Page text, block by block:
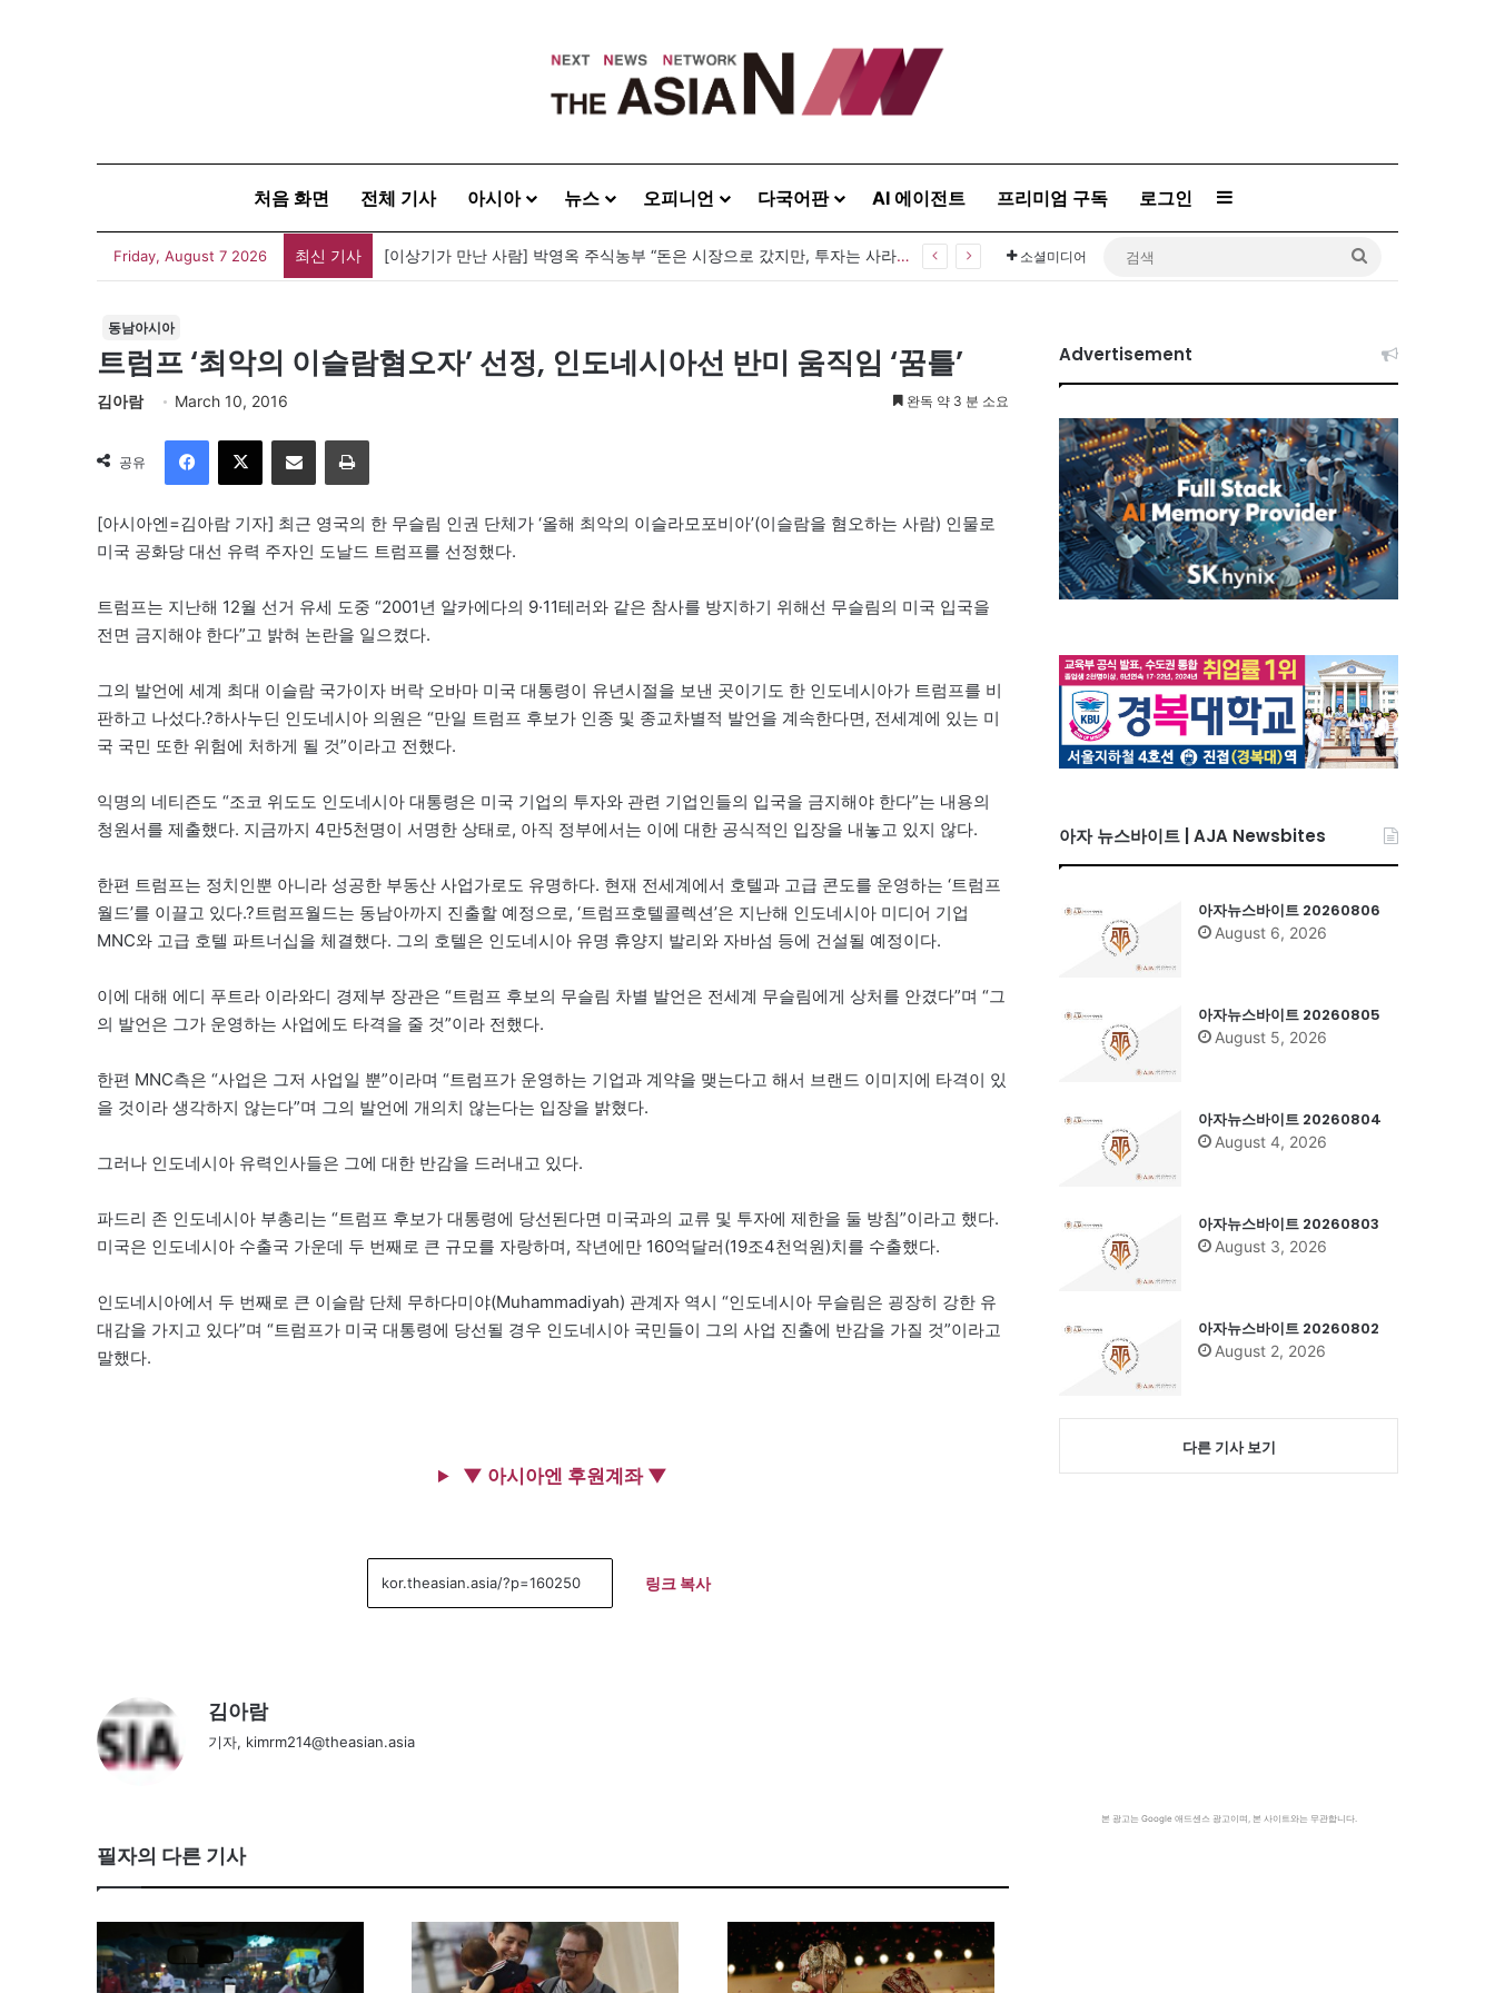
처음 화면 전체 기사 아시아 뉴스 오피니언 다국어판 AI 에이전트 프리미엄 구독 로그인 Sidebar
Friday, August 7 2026 최신 기사 [신간] 대통령의 등 뒤 1미터…“보이지 않는 자리에서 누구를 지킨다는 것” 소셜미디어
동남아시아
트럼프 ‘최악의 이슬람혐오자’ 선정, 인도네시아선 반미 움직임 ‘꿈틀’
김아람 March 10, 2016 완독 약 3 분 소요
공유
이메일
[아시아엔=김아람 기자] 최근 영국의 한 무슬림 인권 단체가 ‘올해 최악의 이슬라모포비아’(이슬람을 혐오하는 사람) 인물로
미국 공화당 대선 유력 주자인 도날드 트럼프를 선정했다.
트럼프는 지난해 12월 선거 유세 도중 “2001년 알카에다의 9·11테러와 같은 참사를 방지하기 위해선 무슬림의 미국 입국을
전면 금지해야 한다”고 밝혀 논란을 일으켰다.
그의 발언에 세계 최대 이슬람 국가이자 버락 오바마 미국 대통령이 유년시절을 보낸 곳이기도 한 인도네시아가 트럼프를 비
판하고 나섰다.?하사누딘 인도네시아 의원은 “만일 트럼프 후보가 인종 및 종교차별적 발언을 계속한다면, 전세계에 있는 미
국 국민 또한 위험에 처하게 될 것”이라고 전했다.
익명의 네티즌도 “조코 위도도 인도네시아 대통령은 미국 기업의 투자와 관련 기업인들의 입국을 금지해야 한다”는 내용의
청원서를 제출했다. 지금까지 4만5천명이 서명한 상태로, 아직 정부에서는 이에 대한 공식적인 입장을 내놓고 있지 않다.
한편 트럼프는 정치인뿐 아니라 성공한 부동산 사업가로도 유명하다. 현재 전세계에서 호텔과 고급 콘도를 운영하는 ‘트럼프
월드’를 이끌고 있다.?트럼프월드는 동남아까지 진출할 예정으로, ‘트럼프호텔콜렉션’은 지난해 인도네시아 미디어 기업
MNC와 고급 호텔 파트너십을 체결했다. 그의 호텔은 인도네시아 유명 휴양지 발리와 자바섬 등에 건설될 예정이다.
이에 대해 에디 푸트라 이라와디 경제부 장관은 “트럼프 후보의 무슬림 차별 발언은 전세계 무슬림에게 상처를 안겼다”며 “그
의 발언은 그가 운영하는 사업에도 타격을 줄 것”이라 전했다.
한편 MNC측은 “사업은 그저 사업일 뿐”이라며 “트럼프가 운영하는 기업과 계약을 맺는다고 해서 브랜드 이미지에 타격이 있
을 것이라 생각하지 않는다”며 그의 발언에 개의치 않는다는 입장을 밝혔다.
그러나 인도네시아 유력인사들은 그에 대한 반감을 드러내고 있다.
파드리 존 인도네시아 부총리는 “트럼프 후보가 대통령에 당선된다면 미국과의 교류 및 투자에 제한을 둘 방침”이라고 했다.
미국은 인도네시아 수출국 가운데 두 번째로 큰 규모를 자랑하며, 작년에만 160억달러(19조4천억원)치를 수출했다.
인도네시아에서 두 번째로 큰 이슬람 단체 무하다미야(Muhammadiyah) 관계자 역시 “인도네시아 무슬림은 굉장히 강한 유
대감을 가지고 있다”며 “트럼프가 미국 대통령에 당선될 경우 인도네시아 국민들이 그의 사업 진출에 반감을 가질 것”이라고
말했다.
▼ 아시아엔 후원계좌 ▼
링크 복사
김아람
기자, kimrm214@theasian.asia
필자의 다른 기사
Advertisement
아자 뉴스바이트 | AJA Newsbites
아자뉴스바이트 20260806
August 6, 2026
아자뉴스바이트 20260805
August 5, 2026
아자뉴스바이트 20260804
August 4, 2026
아자뉴스바이트 20260803
August 3, 2026
아자뉴스바이트 20260802
August 2, 2026
다른 기사 보기
본 광고는 Google 애드센스 광고이며, 본 사이트와는 무관합니다.